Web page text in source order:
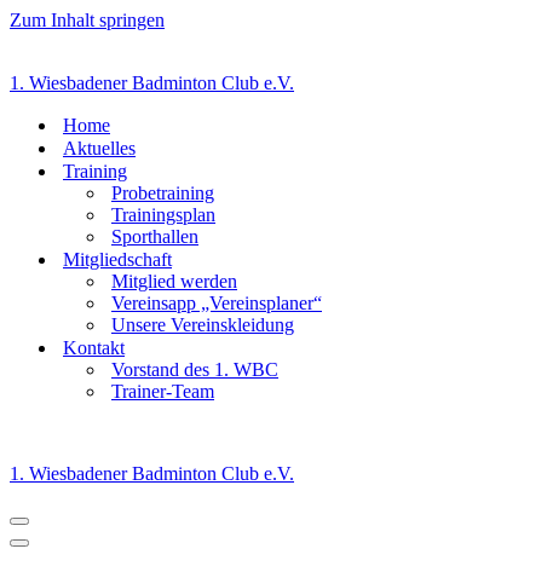
Zum Inhalt springen
1. Wiesbadener Badminton Club e.V.
Home
Aktuelles
Training
Probetraining
Trainingsplan
Sporthallen
Mitgliedschaft
Mitglied werden
Vereinsapp „Vereinsplaner“
Unsere Vereinskleidung
Kontakt
Vorstand des 1. WBC
Trainer-Team
1. Wiesbadener Badminton Club e.V.
Navigationsmenü
Navigationsmenü